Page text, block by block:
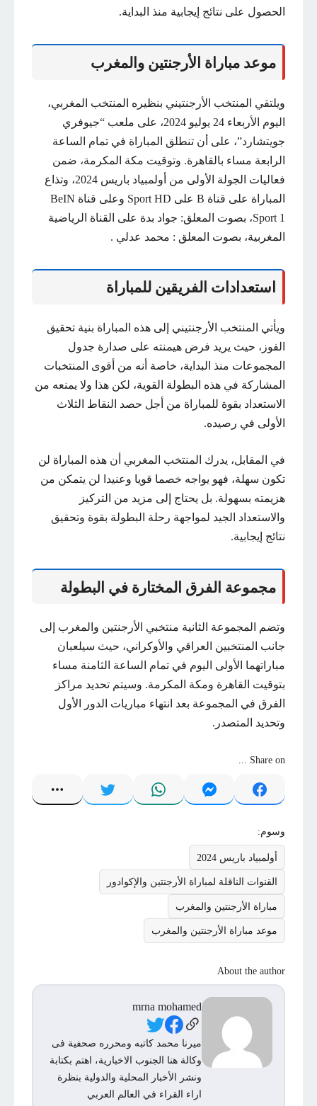
الحصول على نتائج إيجابية منذ البداية.
موعد مباراة الأرجنتين والمغرب
ويلتقي المنتخب الأرجنتيني بنظيره المنتخب المغربي،
اليوم الأربعاء 24 يوليو 2024، على ملعب “جيوفري
جويتشارد”، على أن تنطلق المباراة في تمام الساعة
الرابعة مساء بالقاهرة. وتوقيت مكة المكرمة، ضمن
فعاليات الجولة الأولى من أولمبياد باريس 2024، وتذاع
المباراة على قناة B على Sport HD وعلى قناة BeIN
Sport 1، بصوت المعلق: جواد بدة على القناة الرياضية
المغربية، بصوت المعلق : محمد عدلي .
استعدادات الفريقين للمباراة
ويأتي المنتخب الأرجنتيني إلى هذه المباراة بنية تحقيق
الفوز، حيث يريد فرض هيمنته على صدارة جدول
المجموعات منذ البداية، خاصة أنه من أقوى المنتخبات
المشاركة في هذه البطولة القوية، لكن هذا ولا يمنعه من
الاستعداد بقوة للمباراة من أجل حصد النقاط الثلاث
الأولى في رصيده.
في المقابل، يدرك المنتخب المغربي أن هذه المباراة لن
تكون سهلة، فهو يواجه خصما قويا وعنيدا لن يتمكن من
هزيمته بسهولة. بل يحتاج إلى مزيد من التركيز
والاستعداد الجيد لمواجهة رحلة البطولة بقوة وتحقيق
نتائج إيجابية.
مجموعة الفرق المختارة في البطولة
وتضم المجموعة الثانية منتخبي الأرجنتين والمغرب إلى
جانب المنتخبين العراقي والأوكراني، حيث سيلعبان
مباراتهما الأولى اليوم في تمام الساعة الثامنة مساء
بتوقيت القاهرة ومكة المكرمة. وسيتم تحديد مراكز
الفرق في المجموعة بعد انتهاء مباريات الدور الأول
وتحديد المتصدر.
Share on ...
وسوم:
أولمبياد باريس 2024
القنوات الناقلة لمباراة الأرجنتين والإكوادور
مباراة الأرجنتين والمغرب
موعد مباراة الأرجنتين والمغرب
About the author
mrna mohamed
Social Links
ميرنا محمد كاتبه ومحرره صحفية فى
وكالة هنا الجنوب الاخبارية، اهتم بكتابة
ونشر الأخبار المحلية والدولية بنظرة
اراء القراء في العالم العربي